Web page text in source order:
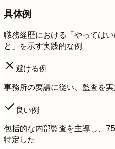
具体例
職務経歴における「やっては
と」を示す実践的な例
避ける例
事務所の要請に従い、監査を実
良い例
包括的な内部監査を主導し、
特定した